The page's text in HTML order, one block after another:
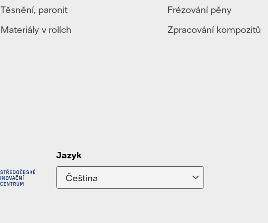
Těsnění, paronit
Materiály v rolích
Frézování pěny
Zpracování kompozitů
Jazyk